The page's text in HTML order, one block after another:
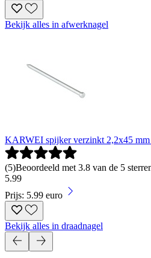
Bekijk alles in afwerknagel
KARWEI spijker verzinkt 2,2x45 mm
(5)Beoordeeld met 3.8 van de 5
5.99
Prijs: 5.99 euro
Bekijk alles in draadnagel